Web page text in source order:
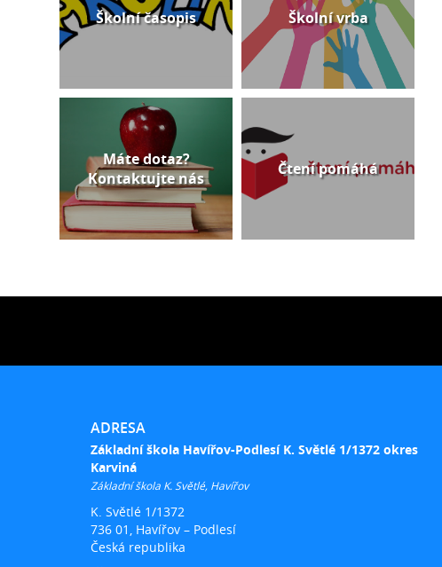
Školní časopis Školní vrba
Máte dotaz?
Kontaktujte nás
Čtení pomáhá
ADRESA
Základní škola Havířov-Podlesí K. Světlé 1/1372 okres
Karviná
Základní škola K. Světlé, Havířov
K. Světlé 1/1372
736 01, Havířov – Podlesí
Česká republika